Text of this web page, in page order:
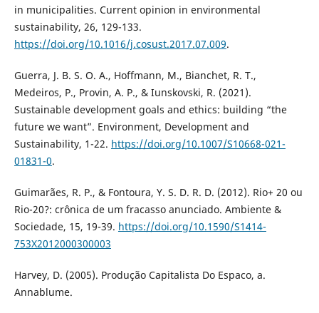
in municipalities. Current opinion in environmental
sustainability, 26, 129-133.
https://doi.org/10.1016/j.cosust.2017.07.009.
Guerra, J. B. S. O. A., Hoffmann, M., Bianchet, R. T.,
Medeiros, P., Provin, A. P., & Iunskovski, R. (2021).
Sustainable development goals and ethics: building “the
future we want”. Environment, Development and
Sustainability, 1-22. https://doi.org/10.1007/S10668-021-
01831-0.
Guimarães, R. P., & Fontoura, Y. S. D. R. D. (2012). Rio+ 20 ou
Rio-20?: crônica de um fracasso anunciado. Ambiente &
Sociedade, 15, 19-39. https://doi.org/10.1590/S1414-
753X2012000300003
Harvey, D. (2005). Produção Capitalista Do Espaco, a.
Annablume.